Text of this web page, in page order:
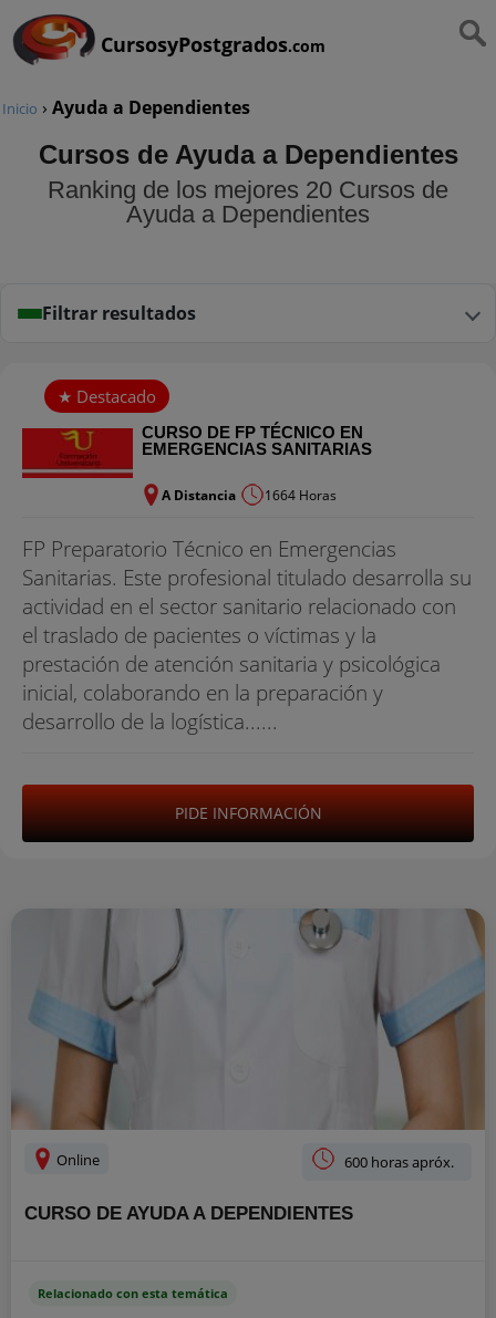
CursosyPostgrados.com
Inicio › Ayuda a Dependientes
Cursos de Ayuda a Dependientes
Ranking de los mejores 20 Cursos de
Ayuda a Dependientes
Filtrar resultados
CURSO DE FP TÉCNICO EN
EMERGENCIAS SANITARIAS
A Distancia 1664 Horas
FP Preparatorio Técnico en Emergencias
Sanitarias. Este profesional titulado desarrolla su
actividad en el sector sanitario relacionado con
el traslado de pacientes o víctimas y la
prestación de atención sanitaria y psicológica
inicial, colaborando en la preparación y
desarrollo de la logística......
PIDE INFORMACIÓN
Online 600 horas apróx.
CURSO DE AYUDA A DEPENDIENTES
Relacionado con esta temática